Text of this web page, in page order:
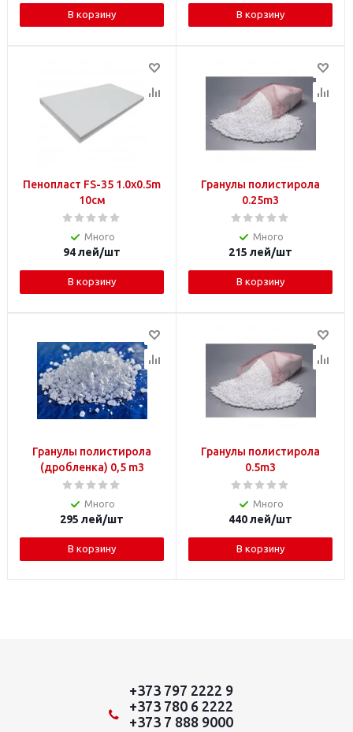
В корзину В корзину
Пенопласт FS-35 1.0x0.5m
10см
Много
94лей/шт
В корзину
Гранулы полистирола
0.25m3
Много
215 лей/шт
В корзину
Гранулы полистирола
(дробленка) 0,5 m3
Много
295 лей/шт
В корзину
Гранулы полистирола
0.5m3
Много
440лей/шт
В корзину
+373 797 2222 9
+373 780 6 2222
+373 7 888 9000